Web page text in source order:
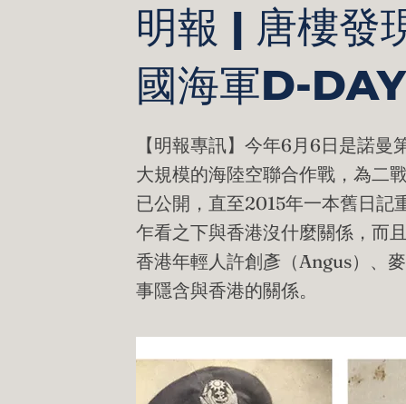
明報 | 唐樓發
國海軍D-
【明報專訊】今年6月6日是諾
大規模的海陸空聯合作戰，為二
已公開，直至2015年一本舊日記
乍看之下與香港沒什麼關係，而
香港年輕人許創彥（Angus）、
事隱含與香港的關係。